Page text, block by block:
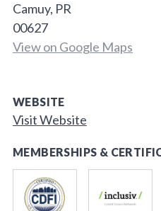
Camuy, PR
00627
View on Google Maps
WEBSITE
Visit Website
MEMBERSHIPS &